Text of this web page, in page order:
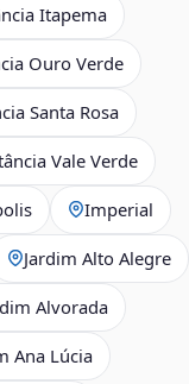
Itapema
Ouro Verde
Santa Rosa
Vale Verde
Imperial
Jardim Alto Alegre
Alvorada
Ana Lúcia